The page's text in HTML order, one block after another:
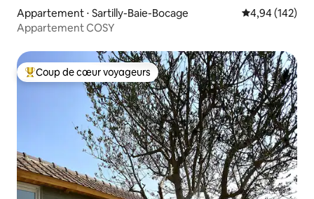
Appartement ⋅ Sartilly-Baie-Bocage Évaluation
4,94 (142)
Appartement COSY
Coups de cœur voyageurs les plus appréciés
Coup de cœur voyageurs